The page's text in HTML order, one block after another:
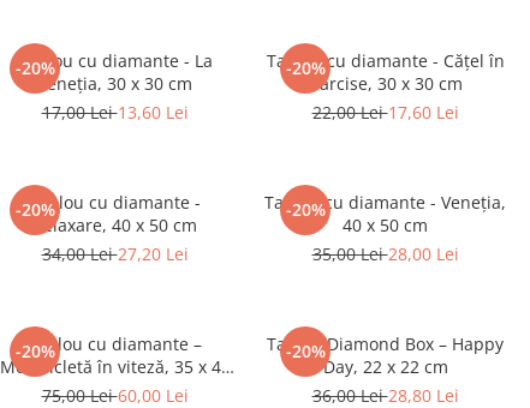
-20%
Tablou cu diamante - La
Veneția, 30 x 30 cm
17,00 Lei13,60 Lei
-20%
Tablou cu diamante - Cățel în
narcise, 30 x 30 cm
22,00 Lei17,60 Lei
-20%
Tablou cu diamante -
Relaxare, 40 x 50 cm
34,00 Lei27,20 Lei
-20%
Tablou cu diamante - Veneția,
40 x 50 cm
35,00 Lei28,00 Lei
-20%
Tablou cu diamante –
Motocicletă în viteză, 35 x 45
cm
75,00 Lei60,00 Lei
-20%
Tablou Diamond Box – Happy
Day, 22 x 22 cm
36,00 Lei28,80 Lei